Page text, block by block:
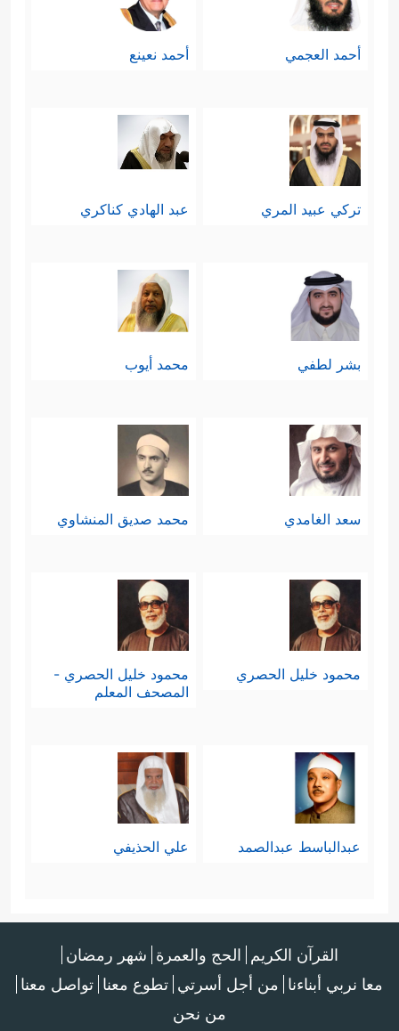
أحمد العجمي أحمد نعينع
تركي عبيد المري عبد الهادي كناكري
بشر لطفي محمد أيوب
سعد الغامدي محمد صديق المنشاوي
محمود خليل الحصري
محمود خليل الحصري -
المصحف المعلم
عبدالباسط عبدالصمد علي الحذيفي
القرآن الكريم الحج والعمرة شهر رمضان
معا نربي أبناءنا من أجل أسرتي تطوع معنا تواصل معنا
من نحن